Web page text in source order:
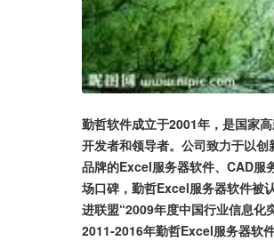
勤哲软件成立于2001年，是国家
开发者和领导者。公司致力于以
品牌的Excel服务器软件、CAD服
场口碑，勤哲Excel服务器软件被
进联盟“2009年度中国行业信息化
2011-2016年勤哲Excel服务器软